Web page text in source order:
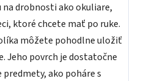
drobnosti ako okuliare,
ktoré chcete mať po ruke.
môžete pohodlne uložiť
Jeho povrch je dostatočne
ako poháre s